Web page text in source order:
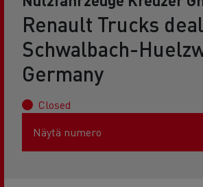
Renault Trucks
Schwalbach-
Germany
Closed
Näytä numero